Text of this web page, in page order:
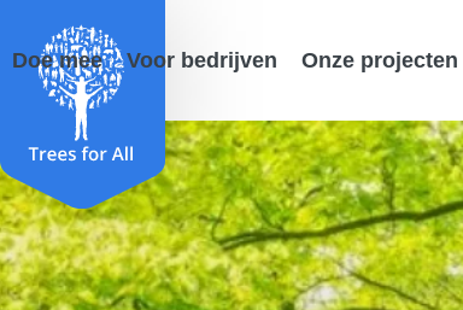
Doe mee Voor bedrijven Onze projecten